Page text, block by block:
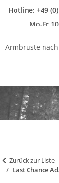
Hotline: +49
Mo-Fr
Armbrüste
Zurück zur Liste
Last Chance